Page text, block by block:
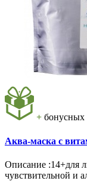
+ бонусных
Аква-маска с
Описание :14+для
чувствительной и